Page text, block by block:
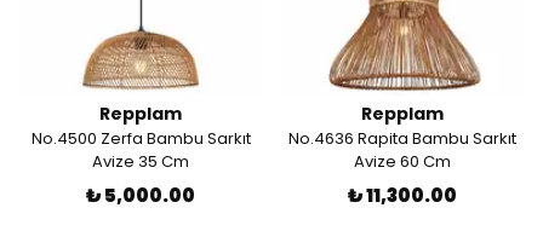
Repplam
No.4500 Zerfa Bambu Sarkıt
Avize 35 Cm
₺ 5,000.00
Repplam
No.4636 Rapita Bambu Sarkıt
Avize 60 Cm
₺ 11,300.00